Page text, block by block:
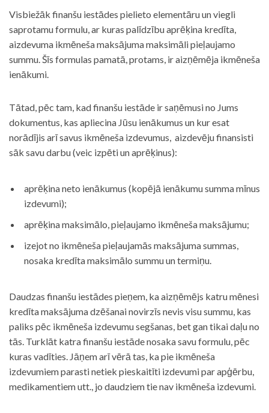
Visbiežāk finanšu iestādes pielieto elementāru un viegli
saprotamu formulu, ar kuras palīdzību aprēķina kredīta,
aizdevuma ikmēneša maksājuma maksimāli pieļaujamo
summu. Šīs formulas pamatā, protams, ir aizņēmēja ikmēneša
ienākumi.
Tātad, pēc tam, kad finanšu iestāde ir saņēmusi no Jums
dokumentus, kas apliecina Jūsu ienākumus un kur esat
norādījis arī savus ikmēneša izdevumus, aizdevēju finansisti
sāk savu darbu (veic izpēti un aprēķinus):
aprēķina neto ienākumus (kopējā ienākumu summa mīnus
izdevumi);
aprēķina maksimālo, pieļaujamo ikmēneša maksājumu;
izejot no ikmēneša pieļaujamās maksājuma summas,
nosaka kredīta maksimālo summu un termiņu.
Daudzas finanšu iestādes pieņem, ka aizņēmējs katru mēnesi
kredīta maksājuma dzēšanai novirzīs nevis visu summu, kas
paliks pēc ikmēneša izdevumu segšanas, bet gan tikai daļu no
tās. Turklāt katra finanšu iestāde nosaka savu formulu, pēc
kuras vadīties. Jāņem arī vērā tas, ka pie ikmēneša
izdevumiem parasti netiek pieskaitīti izdevumi par apģērbu,
medikamentiem utt., jo daudziem tie nav ikmēneša izdevumi.